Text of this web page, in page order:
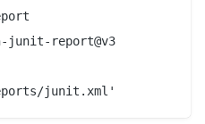
junit-report@v3
junit.xml'